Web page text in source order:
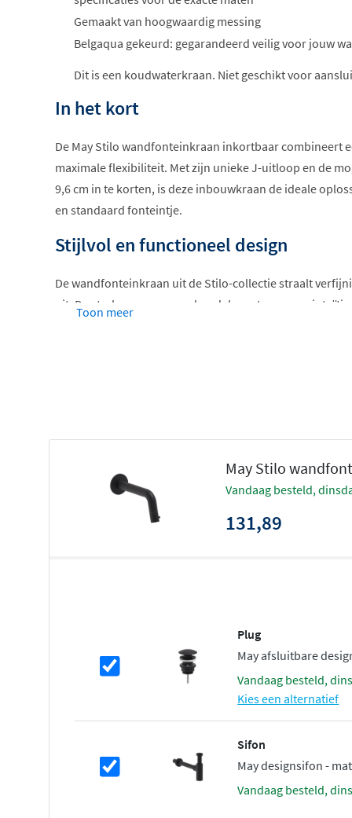
Gemaakt van hoogwaardig messing
Belgaqua gekeurd: gegarandeerd veilig voor jouw
Dit is een koudwaterkraan. Niet geschikt voor
In het kort
De May Stilo wandfonteinkraan inkortbaar combineert
maximale flexibiliteit. Met zijn unieke J-uitloop en de
9,6 cm in te korten, is deze inbouwkraan de ideale
en standaard fonteintje.
Stijlvol en functioneel design
De wandfonteinkraan uit de Stilo-collectie straalt
uit. De strak vormgegeven hendel zorgt voor een
Met keuze uit zes prachtige kleuren, afgewerkt met de
coatingtechnologieën, past de kraan perfect bij jouw stijl:
PVD (Physical Vapour Deposition): een
die jarenlang mooi blijft.
Dankzij deze coatings blijft de kraan zijn luxe
Duurzame en hoogwaardige
De kraan is vervaardigd uit duurzaam messing, een
van gerenommeerde Europese merken zorgen voor een
onberispelijke waterstroom.
Toon meer
May Stilo
vandaag besteld,
131,89
Plug
May afsluitbare
vandaag besteld,
Kies een alternatief
Sifon
May designsifon -
vandaag besteld,